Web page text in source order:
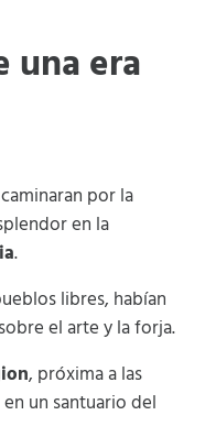
una era
por la
en la
.
libres, habían
el arte y la forja.
, próxima a las
un santuario del